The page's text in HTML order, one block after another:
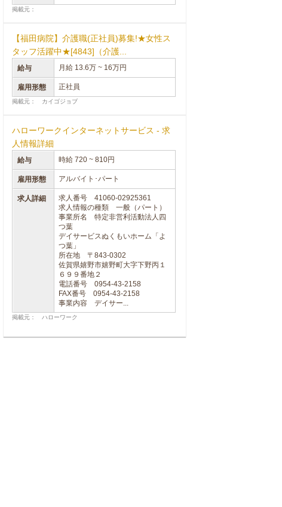
掲載元：
【福田病院】介護職(正社員)募集!★女性ス
タッフ活躍中★[4843]（介護...
給与 月給 13.6万 ~ 16万円
雇用形態 正社員
掲載元： カイゴジョブ
ハローワークインターネットサービス - 求
人情報詳細
給与 時給 720 ~ 810円
雇用形態 アルバイト･パート
求人詳細
求人番号 41060-02925361
求人情報の種類 一般（パート）
事業所名 特定非営利活動法人四
つ葉
デイサービスぬくもいホーム「よ
つ葉」
所在地 〒843-0302
佐賀県嬉野市嬉野町大字下野丙１
６９９番地２
電話番号 0954-43-2158
FAX番号 0954-43-2158
事業内容 デイサー...
掲載元： ハローワーク